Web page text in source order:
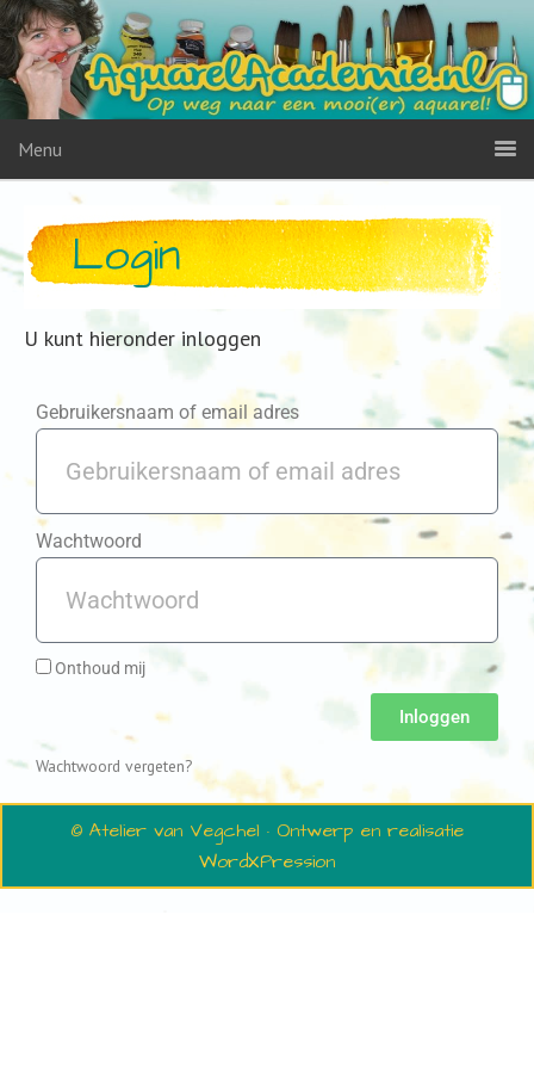
Menu
Login
U kunt hieronder inloggen
Gebruikersnaam of email adres
Wachtwoord
Onthoud mij
Inloggen
Wachtwoord vergeten?
© Atelier van Vegchel · Ontwerp en realisatie
WordXPression